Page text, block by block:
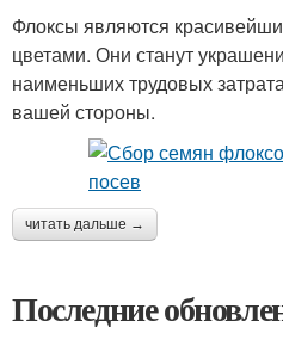
Флоксы являются
цветами. Они станут
наименьших трудовых
вашей стороны.
читать дальше →
Последние